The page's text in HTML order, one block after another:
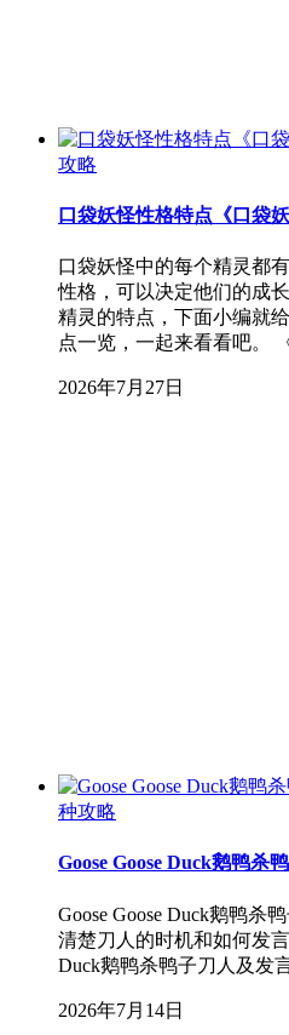
攻略
口袋妖怪性格特点《口袋
口袋妖怪中的每个精灵都
性格，可以决定他们的成
精灵的特点，下面小编就
点一览，一起来看看吧。
2026年7月27日
种攻略
Goose Goose Duck鹅鸭杀
Goose Goose Duck鹅鸭杀
清楚刀人的时机和如何发
Duck鹅鸭杀鸭子刀人及发
2026年7月14日